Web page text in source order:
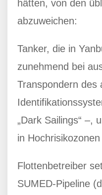
hätten, von den
abzuweichen:
Tanker, die in
zunehmend bei
Transpondern des
„Dark Sailings“ –,
in
Flottenbetreiber
SUMED-Pipeline